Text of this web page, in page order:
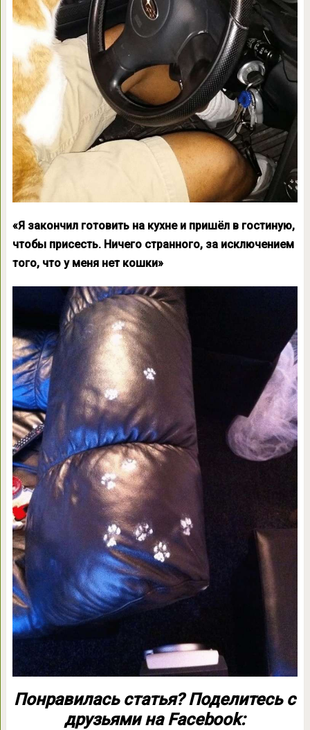
«Я закончил готовить на кухне и пришёл в гостиную,
чтобы присесть. Ничего странного, за исключением
того, что у меня нет кошки»
Понравилась статья? Поделитесь с
друзьями на Facebook: